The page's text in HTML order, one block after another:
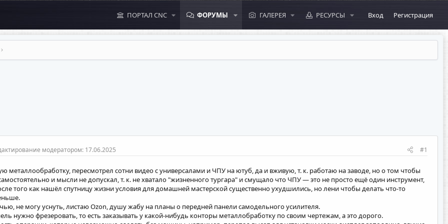
ПОРТАЛ CNC ФОРУМЫ ГАЛЕРЕЯ РЕСУРСЫ Вход Регистрация
модератором: 17.06.2025 #1
металлообработку, пересмотрел сотни видео с универсалами и ЧПУ на ютуб, да и вживую, т. к. работаю на заводе, но о том чтобы
и мысли не допускал, т. к. не хватало "жизненного тургара" и смущало что ЧПУ — это не просто ещё один инструмент,
того как нашёл спутницу жизни условия для домашней мастерской существенно ухудшились, но лени чтобы делать что-то
не могу уснуть, листаю Ozon, душу жабу на планы о передней панели самодельного усилителя.
нужно фрезеровать, то есть заказывать у какой-нибудь конторы металлобработку по своим чертежам, а это дорого.